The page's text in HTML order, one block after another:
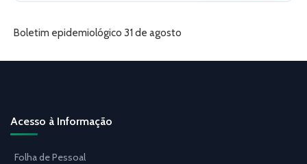
Boletim epidemiológico 31 de agosto
Acesso à Informação
Folha de Pessoal